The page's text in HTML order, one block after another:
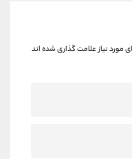
نیاز علامت گذاری شده اند